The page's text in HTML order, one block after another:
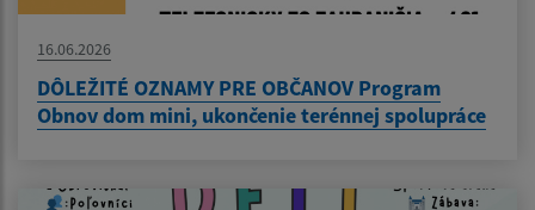
16.06.2026
DÔLEŽITÉ OZNAMY PRE OBČANOV Program
Obnov dom mini, ukončenie terénnej spolupráce